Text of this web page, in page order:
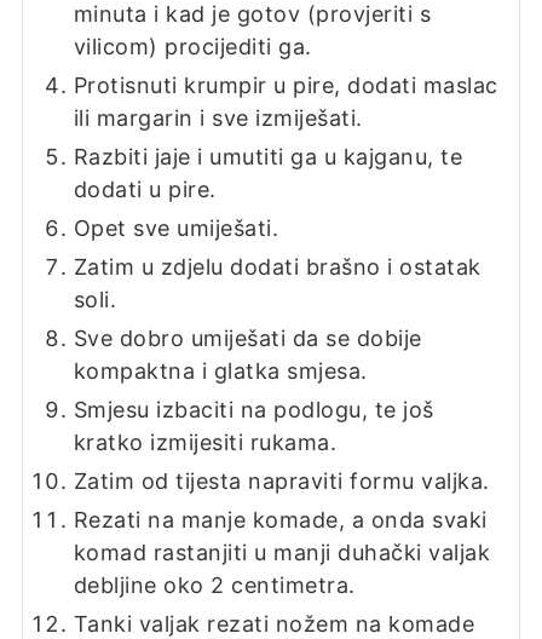
minuta i kad je gotov (provjeriti s
vilicom) procijediti ga.
Protisnuti krumpir u pire, dodati maslac
ili margarin i sve izmiješati.
Razbiti jaje i umutiti ga u kajganu, te
dodati u pire.
Opet sve umiješati.
Zatim u zdjelu dodati brašno i ostatak
soli.
Sve dobro umiješati da se dobije
kompaktna i glatka smjesa.
Smjesu izbaciti na podlogu, te još
kratko izmijesiti rukama.
Zatim od tijesta napraviti formu valjka.
Rezati na manje komade, a onda svaki
komad rastanjiti u manji duhački valjak
debljine oko 2 centimetra.
Tanki valjak rezati nožem na komade